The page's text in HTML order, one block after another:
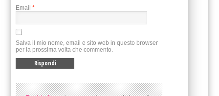
Email *
Salva il mio nome, email e sito web in questo browser
per la prossima volta che commento.